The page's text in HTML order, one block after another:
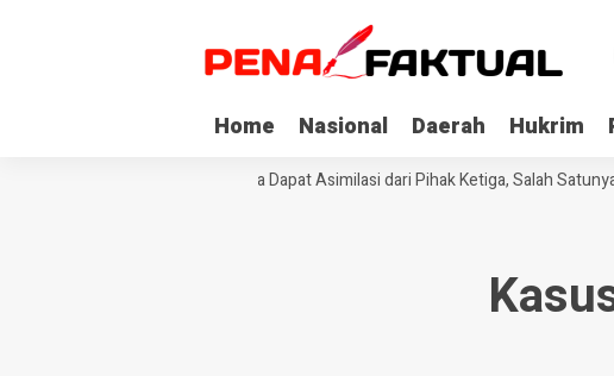
Home Nasional Daerah Hukrim
Tiga Napi Korupsi di Sultra Dapat Asimilasi dari Pihak Ketiga, Salah Satunya